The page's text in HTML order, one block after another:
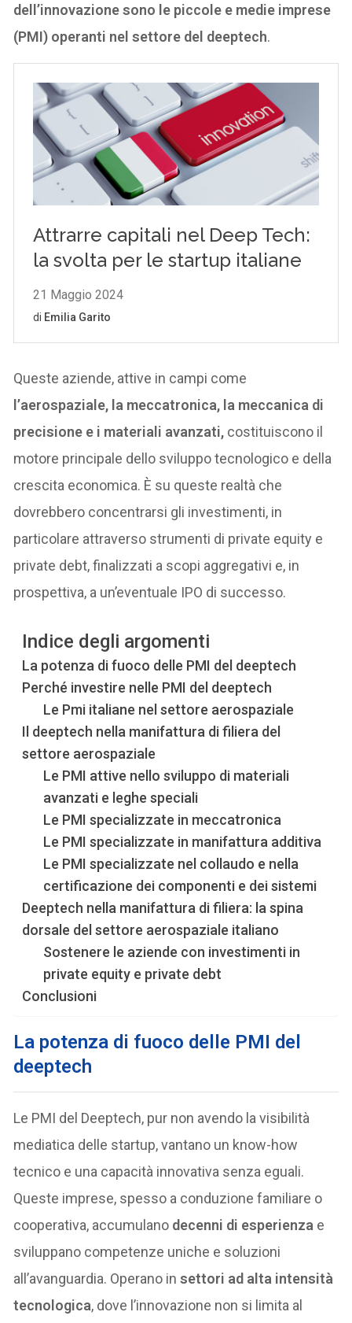
dell’innovazione sono le piccole e medie imprese
(PMI) operanti nel settore del deeptech.
Queste aziende, attive in campi come
l’aerospaziale, la meccatronica, la meccanica di
precisione e i materiali avanzati, costituiscono il
motore principale dello sviluppo tecnologico e della
crescita economica. È su queste realtà che
dovrebbero concentrarsi gli investimenti, in
particolare attraverso strumenti di private equity e
private debt, finalizzati a scopi aggregativi e, in
prospettiva, a un’eventuale IPO di successo.
Indice degli argomenti
La potenza di fuoco delle PMI del deeptech
Perché investire nelle PMI del deeptech
Le Pmi italiane nel settore aerospaziale
Il deeptech nella manifattura di filiera del
settore aerospaziale
Le PMI attive nello sviluppo di materiali
avanzati e leghe speciali
Le PMI specializzate in meccatronica
Le PMI specializzate in manifattura additiva
Le PMI specializzate nel collaudo e nella
certificazione dei componenti e dei sistemi
Deeptech nella manifattura di filiera: la spina
dorsale del settore aerospaziale italiano
Sostenere le aziende con investimenti in
private equity e private debt
Conclusioni
La potenza di fuoco delle PMI del
deeptech
Le PMI del Deeptech, pur non avendo la visibilità
mediatica delle startup, vantano un know-how
tecnico e una capacità innovativa senza eguali.
Queste imprese, spesso a conduzione familiare o
cooperativa, accumulano decenni di esperienza e
sviluppano competenze uniche e soluzioni
all’avanguardia. Operano insettori ad alta intensità
tecnologica, dove l’innovazione non si limita al